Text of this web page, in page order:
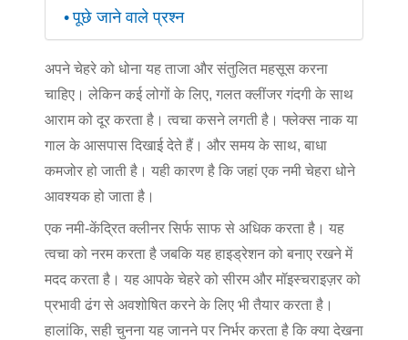
पूछे जाने वाले प्रश्न
अपने चेहरे को धोना यह ताजा और संतुलित महसूस करना
चाहिए। लेकिन कई लोगों के लिए, गलत क्लींजर गंदगी के साथ
आराम को दूर करता है। त्वचा कसने लगती है। फ्लेक्स नाक या
गाल के आसपास दिखाई देते हैं। और समय के साथ, बाधा
कमजोर हो जाती है। यही कारण है कि जहां एक नमी चेहरा धोने
आवश्यक हो जाता है।
एक नमी-केंद्रित क्लीनर सिर्फ साफ से अधिक करता है। यह
त्वचा को नरम करता है जबकि यह हाइड्रेशन को बनाए रखने में
मदद करता है। यह आपके चेहरे को सीरम और मॉइस्चराइज़र को
प्रभावी ढंग से अवशोषित करने के लिए भी तैयार करता है।
हालांकि, सही चुनना यह जानने पर निर्भर करता है कि क्या देखना